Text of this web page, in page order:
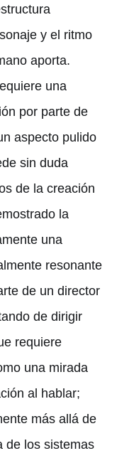
y el ritmo
aporta.
una
por parte de
aspecto pulido
sin duda
de la creación
la
una
resonante
de un director
de dirigir
requiere
una mirada
al hablar;
más allá de
de los sistemas